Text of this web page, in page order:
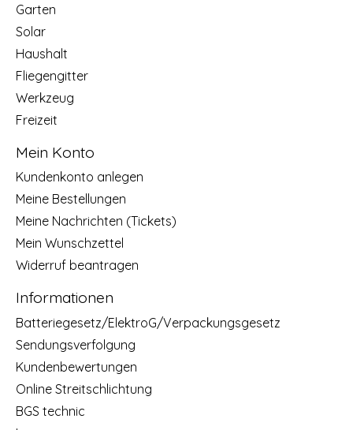
Garten
Solar
Haushalt
Fliegengitter
Werkzeug
Freizeit
Mein Konto
Kundenkonto anlegen
Meine Bestellungen
Meine Nachrichten (Tickets)
Mein Wunschzettel
Widerruf beantragen
Informationen
Batteriegesetz/ElektroG/Verpackungsgesetz
Sendungsverfolgung
Kundenbewertungen
Online Streitschlichtung
BGS technic